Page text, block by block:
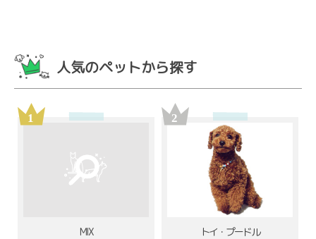
人気のペットから探す
MIX トイ・プードル